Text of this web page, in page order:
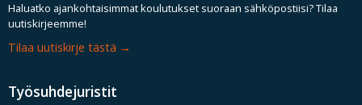
Haluatko ajankohtaisimmat koulutukset suoraan sähköpostiisi? Tilaa
uutiskirjeemme!
Tilaa uutiskirje tästä
Työsuhdejuristit